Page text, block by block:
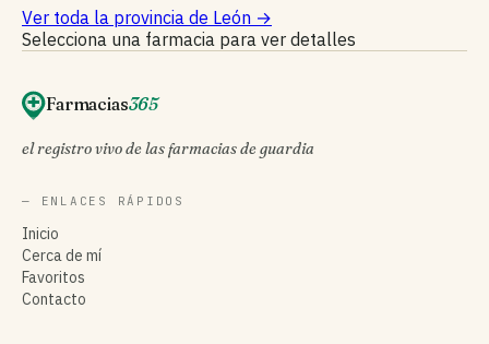
Ver toda la provincia de León →
Selecciona una farmacia para ver detalles
Farmacias365
el registro vivo de las farmacias de guardia
— ENLACES RÁPIDOS
Inicio
Cerca de mí
Favoritos
Contacto